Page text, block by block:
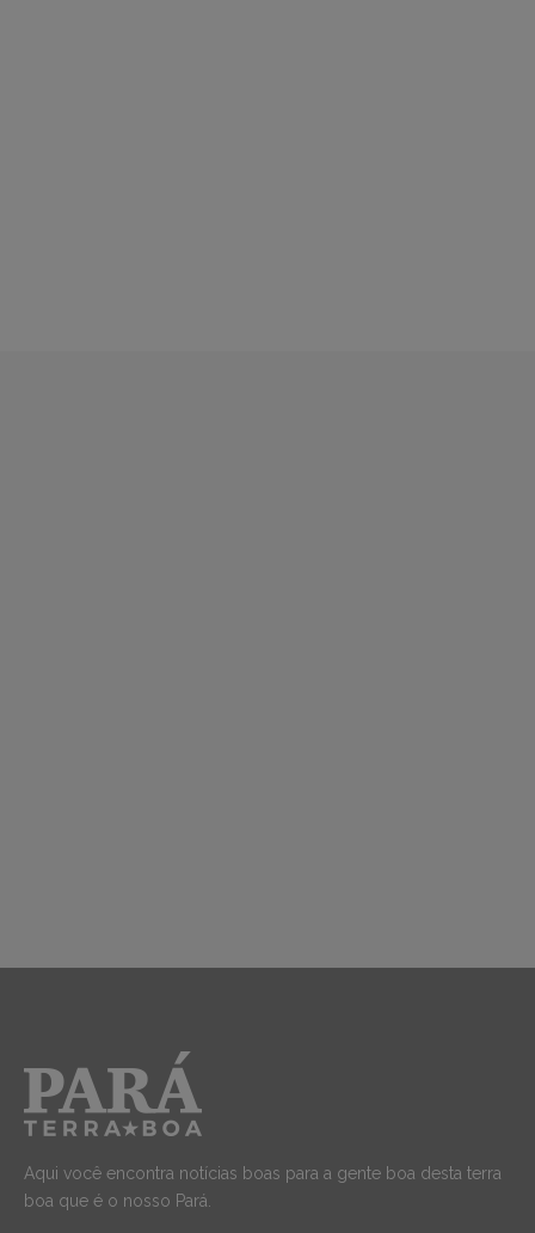
Aqui você encontra notícias boas para a gente boa desta terra
boa que é o nosso Pará.